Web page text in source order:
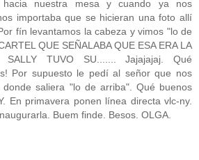
hacia nuestra mesa y cuando ya nos
importaba que se hicieran una foto allí
fín levantamos la cabeza y vimos "lo de
QUE SEÑALABA QUE ESA ERA LA
SALLY TUVO SU....... Jajajajaj. Qué
Por supuesto le pedí al señor que nos
donde saliera "lo de arriba". Qué buenos
En primavera ponen línea directa vlc-ny.
Buem finde. Besos. OLGA.